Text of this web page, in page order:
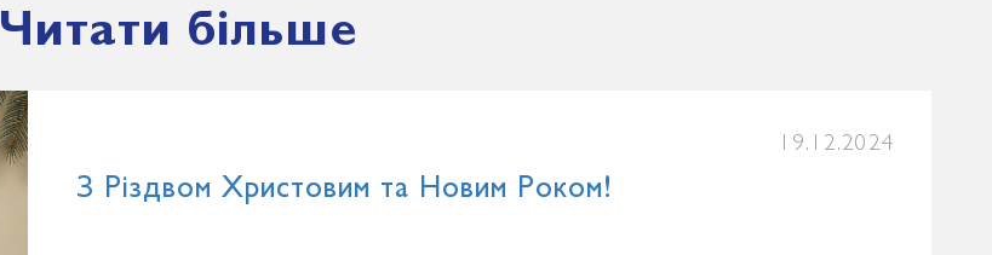
Читати більше
19.12.2024
З Різдвом Христовим та Новим Роком!